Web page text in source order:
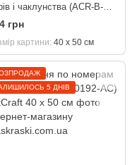
і чаклунства (ACR-B-
AC) ArtCraft 40 х 50 см
грн
картини 40 х 50 см
5 ДНІВ